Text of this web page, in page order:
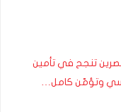
تنجح في تأمين